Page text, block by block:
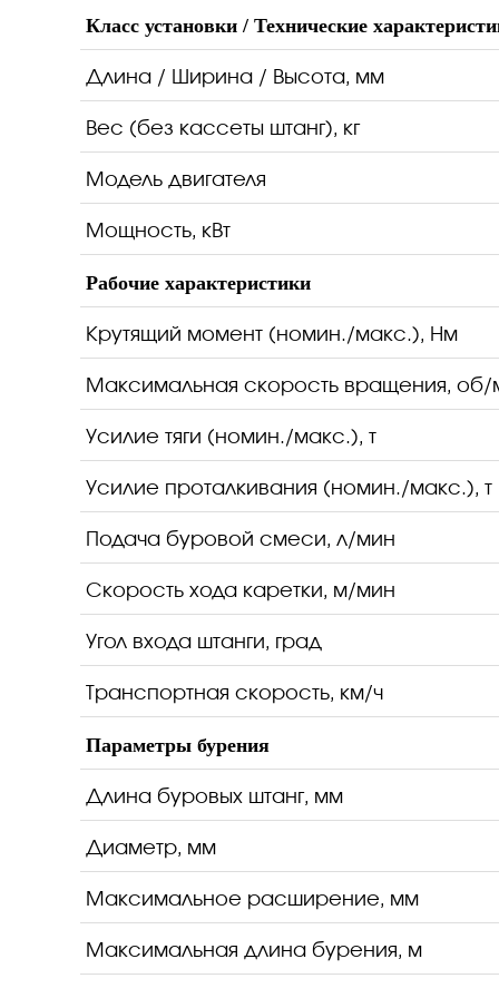
горизонтально-направленного
технологий одного из ведущих
Также при разработке данной модели
компаний, имеющих огромный опыт
Технические возможности прокладки
Диаметр трубы, мм Ф315 Ф500
Длина прокладки трубопровода, м
Класс установки / Технические
Длина / Ширина / Высота, мм
Вес (без кассеты штанг), кг
Модель двигателя
Мощность, кВт
Рабочие характеристики
Крутящий момент (номин./макс.), Нм
Максимальная скорость вращения, об/
Усилие тяги (номин./макс.), т
Усилие проталкивания (номин./макс.), т
Подача буровой смеси, л/мин
Скорость хода каретки, м/мин
Угол входа штанги, град
Транспортная скорость, км/ч
Параметры бурения
Длина буровых штанг, мм
Диаметр, мм
Максимальное расширение, мм
Максимальная длина бурения, м